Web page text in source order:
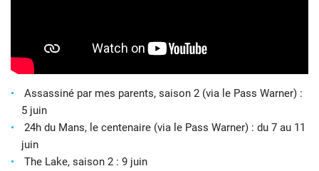
Assassiné par mes parents, saison 2 (via le Pass Warner) :
5 juin
24h du Mans, le centenaire (via le Pass Warner) : du 7 au 11
juin
The Lake, saison 2 : 9 juin